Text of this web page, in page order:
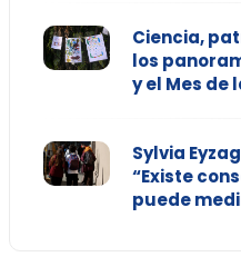
Ciencia,
los
y el Mes de
Sylvia
“Existe
puede